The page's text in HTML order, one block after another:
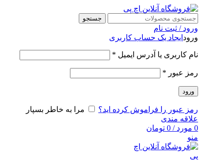
جستجو
ورود / ثبت نام
ورود ایجاد یک حساب کاربری
نام کاربری یا آدرس ایمیل *
رمز عبور *
ورود
رمز عبور را فراموش کرده اید؟
مرا به خاطر بسپار
علاقه مندی
0 مورد /
0 تومان
منو